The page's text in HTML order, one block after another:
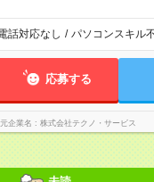
話対応なし / パソコンスキル
応募する
企業名 株式会社テクノ・サービス